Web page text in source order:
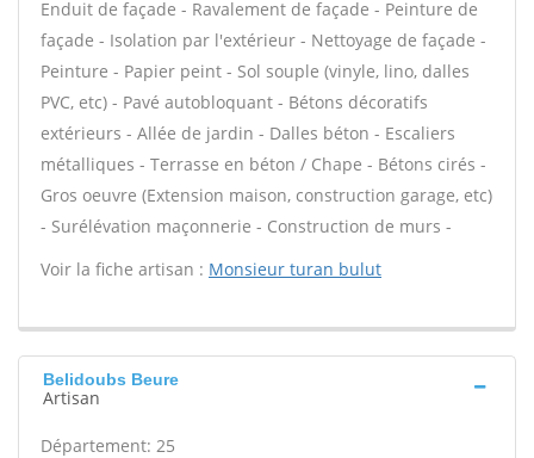
Enduit de façade - Ravalement de façade - Peinture de
façade - Isolation par l'extérieur - Nettoyage de façade -
Peinture - Papier peint - Sol souple (vinyle, lino, dalles
PVC, etc) - Pavé autobloquant - Bétons décoratifs
extérieurs - Allée de jardin - Dalles béton - Escaliers
métalliques - Terrasse en béton / Chape - Bétons cirés -
Gros oeuvre (Extension maison, construction garage, etc)
- Surélévation maçonnerie - Construction de murs -
Voir la fiche artisan : Monsieur turan bulut
Belidoubs Beure
Artisan
Département: 25